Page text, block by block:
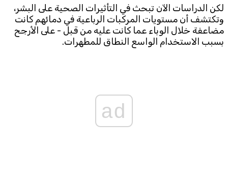
لكن الدراسات الآن تبحث في التأثيرات الصحية على البشر،
وتكتشف أن مستويات المركبات الرباعية في دمائهم كانت
مضاعفة خلال الوباء عما كانت عليه من قبل - على الأرجح
بسبب الاستخدام الواسع النطاق للمطهرات.
ad